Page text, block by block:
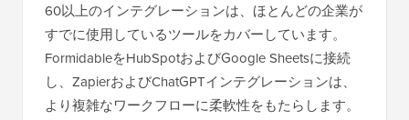
60以上のインテグレーションは、ほとんどの企業が
すでに使用しているツールをカバーしています。
FormidableをHubSpotおよびGoogle Sheetsに接続
し、ZapierおよびChatGPTインテグレーションは、
より複雑なワークフローに柔軟性をもたらします。